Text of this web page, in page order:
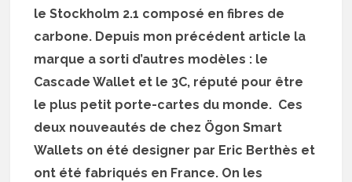
le Stockholm 2.1 composé en fibres de
carbone. Depuis mon précédent article la
marque a sorti d’autres modèles : le
Cascade Wallet et le 3C, réputé pour être
le plus petit porte-cartes du monde. Ces
deux nouveautés de chez Ögon Smart
Wallets on été designer par Eric Berthès et
ont été fabriqués en France. On les